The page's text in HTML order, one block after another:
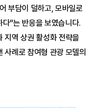
부담이 덜하고, 모바일로
”는 반응을 보였습니다.
지역 상권 활성화 전략을
사례로 참여형 관광 모델의